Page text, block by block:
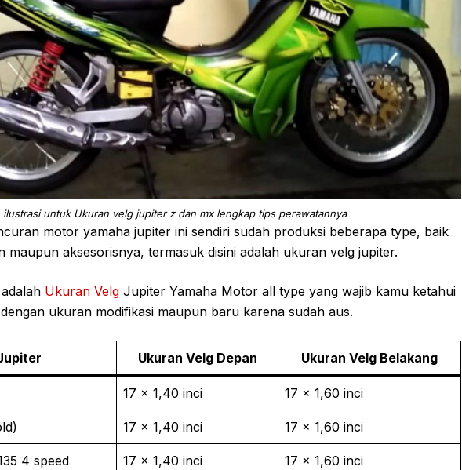
ilustrasi untuk Ukuran velg jupiter z dan mx lengkap tips perawatannya
motor yamaha jupiter ini sendiri sudah produksi beberapa type, baik
maupun aksesorisnya, termasuk disini adalah ukuran velg jupiter.
Ukuran Velg Jupiter Yamaha Motor all type yang wajib kamu ketahui
ukuran modifikasi maupun baru karena sudah aus.
Ukuran Velg Depan Ukuran Velg Belakang
17 x 1,40 inci 17 x 1,60 inci
17 x 1,40 inci 17 x 1,60 inci
4 speed 17 x 1,40 inci 17 x 1,60 inci